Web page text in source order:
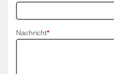
Nachricht*